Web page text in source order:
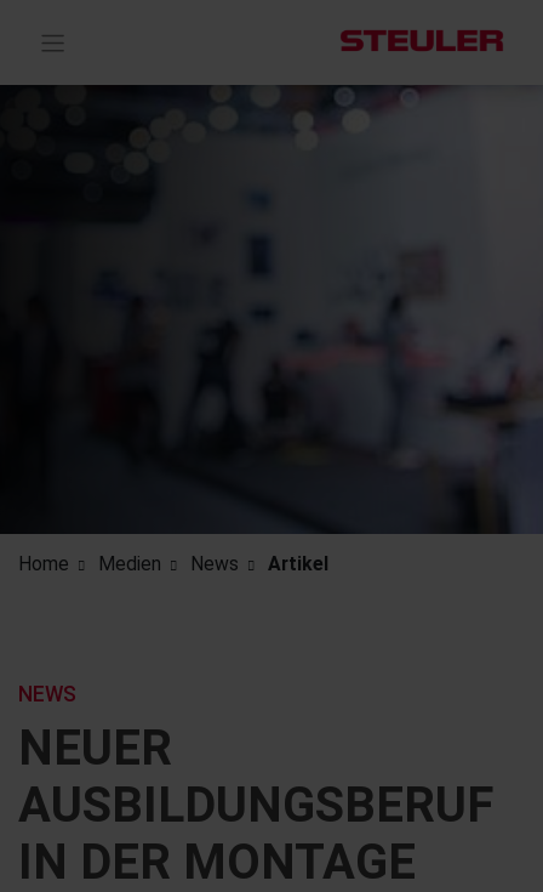
Home Medien News Artikel
NEUER
AUSBILDUNGSBERUF
IN DER MONTAGE
NEWS